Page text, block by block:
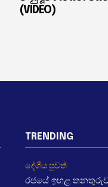
(VIDEO)
TRENDING
දේශීය පුවත්
රජයේ ඉහළ